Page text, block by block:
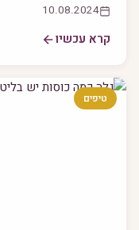
10.08.2024
קרא עכשיו
טיפים